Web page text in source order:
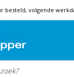
besteld, volgende
met een 9,8